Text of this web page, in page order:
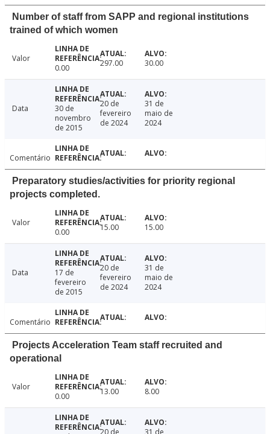
Number of staff from SAPP and regional institutions
trained of which women
Valor
0.00
297.00 30.00
Data
30 de
novembro
de 2015
20 de
fevereiro
de 2024
31 de
maio de
2024
Comentário
Preparatory studies/activities for priority regional
projects completed.
Valor
0.00
15.00 15.00
Data
17 de
fevereiro
de 2015
20 de
fevereiro
de 2024
31 de
maio de
2024
Comentário
Projects Acceleration Team staff recruited and
operational
Valor
0.00
13.00 8.00